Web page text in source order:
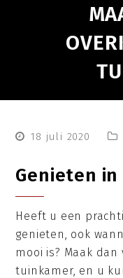
18 juli 2020
Genieten
Heeft u een
genieten, ook
mooi is? Maak
tuinkamer, en u